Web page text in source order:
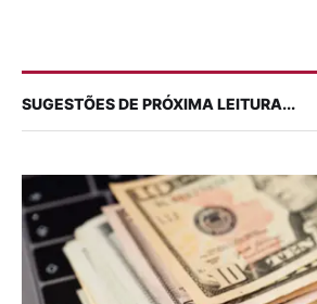
SUGESTÕES DE PRÓXIMA LEITURA...